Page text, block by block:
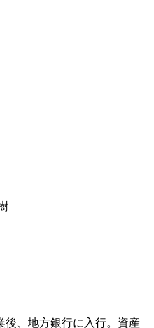
後、地方銀行に入行。資産